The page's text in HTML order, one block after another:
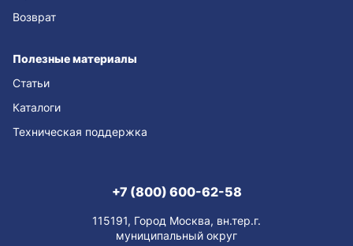
Возврат
Полезные материалы
Статьи
Каталоги
Техническая поддержка
+7 (800) 600-62-58
115191, Город Москва, вн.тер.г.
муниципальный округ